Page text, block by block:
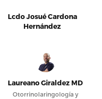
Lcdo Josué Cardona
Hernández
Laureano Giraldez MD
Otorrinolaringología y